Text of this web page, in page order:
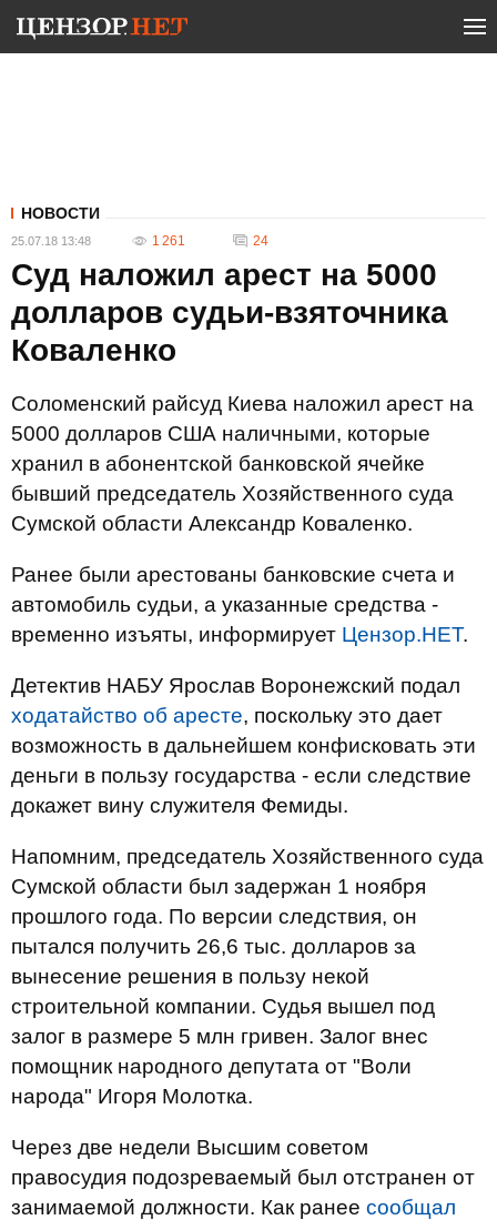
НОВОСТИ
25.07.18 13:48 1 261 24
Суд наложил арест на 5000
долларов судьи-взяточника
Коваленко
Соломенский райсуд Киева наложил арест на
5000 долларов США наличными, которые
хранил в абонентской банковской ячейке
бывший председатель Хозяйственного суда
Сумской области Александр Коваленко.
Ранее были арестованы банковские счета и
автомобиль судьи, а указанные средства -
временно изъяты, информирует Цензор.НЕТ.
Детектив НАБУ Ярослав Воронежский подал
ходатайство об аресте, поскольку это дает
возможность в дальнейшем конфисковать эти
деньги в пользу государства - если следствие
докажет вину служителя Фемиды.
Напомним, председатель Хозяйственного суда
Сумской области был задержан 1 ноября
прошлого года. По версии следствия, он
пытался получить 26,6 тыс. долларов за
вынесение решения в пользу некой
строительной компании. Судья вышел под
залог в размере 5 млн гривен. Залог внес
помощник народного депутата от "Воли
народа" Игоря Молотка.
Через две недели Высшим советом
правосудия подозреваемый был отстранен от
занимаемой должности. Как ранее сообщал